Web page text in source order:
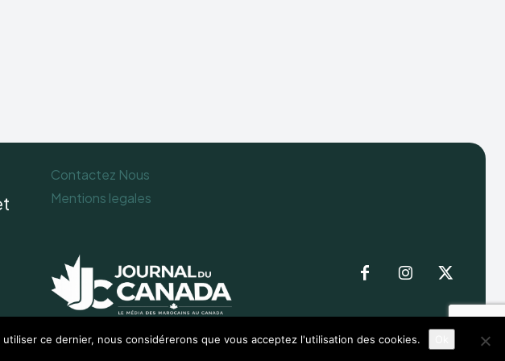
Contactez Nous
Mentions legales
ce dernier, nous considérerons que vous acceptez l'utilisation des cookies.